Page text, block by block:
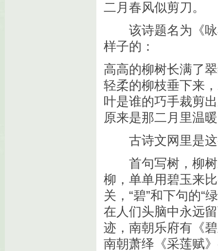
二月春风似剪刀。
该诗题名为《咏
样子的：
高高的柳树长满了
轻柔的柳枝垂下来
叶是谁的巧手裁剪
原来是那二月里温
古诗文网里是这
首句写树，柳树
柳，单单用碧玉来
关，“碧”和下句的“
在人们头脑中永远
迹，南朝乐府有《
南朝萧绎《采莲赋